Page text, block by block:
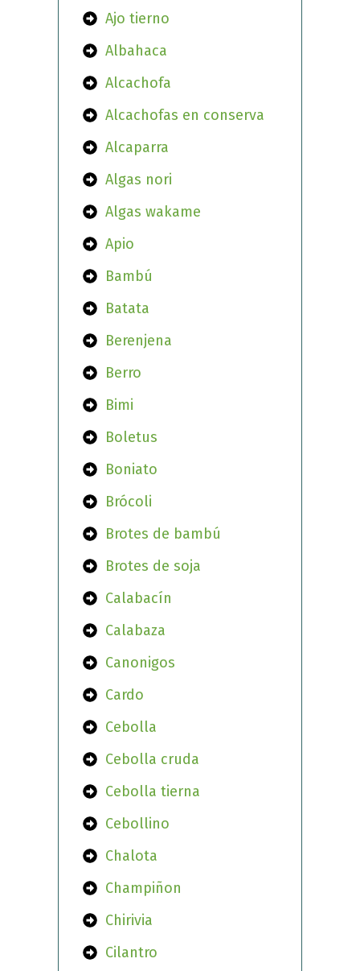
Ajo tierno
Albahaca
Alcachofa
Alcachofas en conserva
Alcaparra
Algas nori
Algas wakame
Apio
Bambú
Batata
Berenjena
Berro
Bimi
Boletus
Boniato
Brócoli
Brotes de bambú
Brotes de soja
Calabacín
Calabaza
Canonigos
Cardo
Cebolla
Cebolla cruda
Cebolla tierna
Cebollino
Chalota
Champiñon
Chirivia
Cilantro